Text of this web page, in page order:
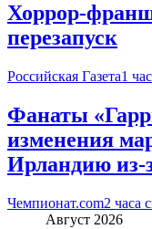
Хоррор-
перезапуск
Российская Газета1
Фанаты
изменения
Ирландию из-
Чемпионат.com2 часа
Август 2026